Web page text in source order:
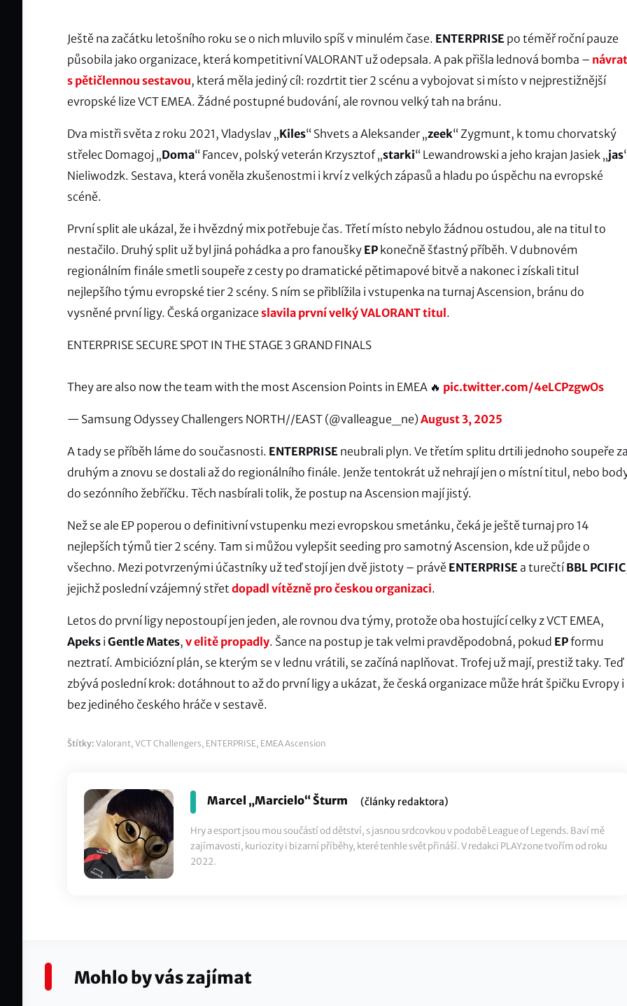
Ještě na začátku letošního roku se o nich mluvilo spíš v minulém čase. ENTERPRISE po téměř roční pauze
působila jako organizace, která kompetitivní VALORANT už odepsala. A pak přišla lednová bomba – návrat
s pětičlennou sestavou, která měla jediný cíl: rozdrtit tier 2 scénu a vybojovat si místo v nejprestižnější
evropské lize VCT EMEA. Žádné postupné budování, ale rovnou velký tah na bránu.
Dva mistři světa z roku 2021, Vladyslav „Kiles“ Shvets a Aleksander „zeek“ Zygmunt, k tomu chorvatský
střelec Domagoj „Doma“ Fancev, polský veterán Krzysztof „starki“ Lewandrowski a jeho krajan Jasiek „jas
Nieliwodzk. Sestava, která voněla zkušenostmi i krví z velkých zápasů a hladu po úspěchu na evropské
scéně.
První split ale ukázal, že i hvězdný mix potřebuje čas. Třetí místo nebylo žádnou ostudou, ale na titul to
nestačilo. Druhý split už byl jiná pohádka a pro fanoušky EP konečně šťastný příběh. V dubnovém
regionálním finále smetli soupeře z cesty po dramatické pětimapové bitvě a nakonec i získali titul
nejlepšího týmu evropské tier 2 scény. S ním se přiblížila i vstupenka na turnaj Ascension, bránu do
vysněné první ligy. Česká organizace slavila první velký VALORANT titul.
ENTERPRISE SECURE SPOT IN THE STAGE 3 GRAND FINALS
They are also now the team with the most Ascension Points in EMEA 🔥 pic.twitter.com/4eLCPzgwOs
— Samsung Odyssey Challengers NORTH//EAST (@valleague_ne) August 3, 2025
A tady se příběh láme do současnosti. ENTERPRISE neubrali plyn. Ve třetím splitu drtili jednoho soupeře
druhým a znovu se dostali až do regionálního finále. Jenže tentokrát už nehrají jen o místní titul, nebo
do sezónního žebříčku. Těch nasbírali tolik, že postup na Ascension mají jistý.
Než se ale EP poperou o definitivní vstupenku mezi evropskou smetánku, čeká je ještě turnaj pro 14
nejlepších týmů tier 2 scény. Tam si můžou vylepšit seeding pro samotný Ascension, kde už půjde o
všechno. Mezi potvrzenými účastníky už teď stojí jen dvě jistoty – právě ENTERPRISE a turečtíBBL PCIFIC
jejichž poslední vzájemný střet dopadl vítězně pro českou organizaci.
Letos do první ligy nepostoupí jen jeden, ale rovnou dva týmy, protože oba hostující celky z VCT EMEA,
Apeks i Gentle Mates, v elitě propadly. Šance na postup je tak velmi pravděpodobná, pokud EPformu
neztratí. Ambiciózní plán, se kterým se v lednu vrátili, se začíná naplňovat. Trofej už mají, prestiž taky. Teď
zbývá poslední krok: dotáhnout to až do první ligy a ukázat, že česká organizace může hrát špičku Evropy i
bez jediného českého hráče v sestavě.
Štítky: Valorant, VCT Challengers, ENTERPRISE, EMEA Ascension
Marcel „Marcielo“ Šturm (články redaktora)
Hry a esport jsou mou součástí od dětství, s jasnou srdcovkou v podobě League of Legends. Baví mě
zajímavosti, kuriozity i bizarní příběhy, které tenhle svět přináší. V redakci PLAYzone tvořím od roku
2022.
Mohlo by vás zajímat